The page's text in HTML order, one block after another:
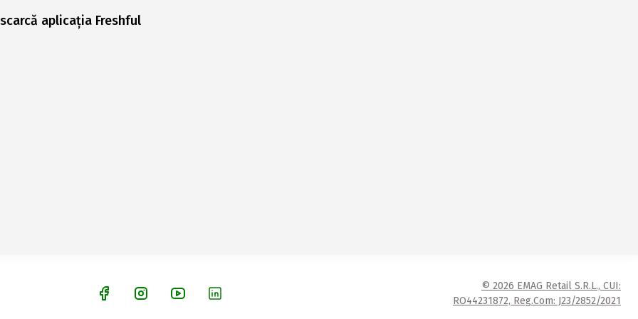
aplicația Freshful
© 2026 EMAG Retail S.R.L., CUI:
RO44231872, Reg.Com: J23/2852/2021